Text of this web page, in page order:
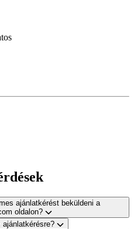
ajánlatkérést beküldeni a
oldalon?